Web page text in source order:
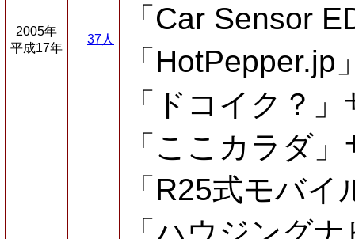
2005年
平成17年
37人
「Car Sensor
「
「ドコイク？
「ここカラダ
「R25式モバ
「ハウジング